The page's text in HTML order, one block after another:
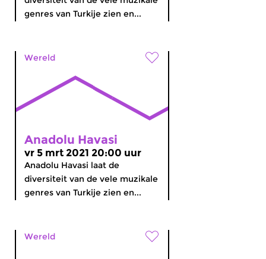
genres van Turkije zien en...
Wereld
Anadolu Havasi
vr 5 mrt 2021 20:00 uur
Anadolu Havasi laat de
diversiteit van de vele muzikale
genres van Turkije zien en...
Wereld